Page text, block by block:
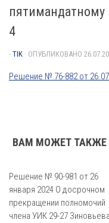
пятимандатному
4
- TIK · ОПУБЛИКОВАНО
Решение № 76-882 от
ВАМ МОЖЕТ ТАКЖЕ
Решение № 90-981 от 26
января 2024 О досрочном
прекращении полномочий
члена УИК 29-27 Зиновьева